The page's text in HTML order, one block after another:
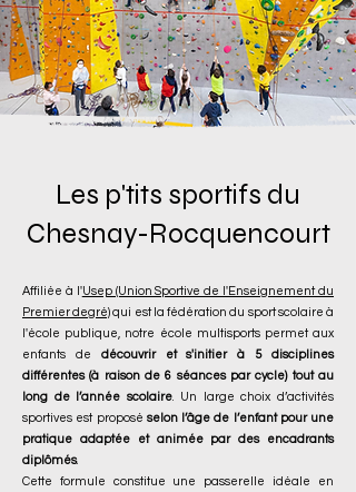
Les p'tits sportifs du
Chesnay-Rocquencourt
Affiliée à l'Usep (Union Sportive de l'Enseignement du
Premier degré)qui est la fédération du sport scolaire à
l'école publique, notre école multisports permet aux
enfants de découvrir et s'initier à 5 disciplines
différentes (à raison de 6 séances par cycle) tout au
long de l’année scolaire. Un large choix d’activités
sportives est proposé selon l’âge de l’enfant pour une
pratique adaptée et animée par des encadrants
diplômés.
Cette formule constitue une passerelle idéale en